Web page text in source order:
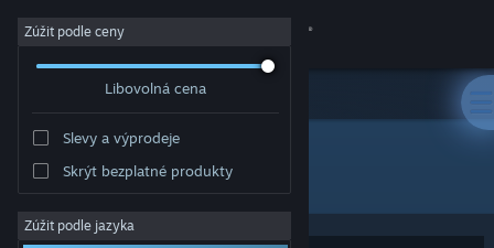
Přihlásit se
Komunita
Informace
Zúžit podle ceny
Libovolná cena
Slevy a výprodeje
Skrýt bezplatné produkty
Zúžit podle jazyka
Vývojář: Spiderwork Games